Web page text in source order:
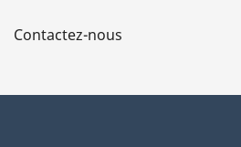
a
Contactez-nous